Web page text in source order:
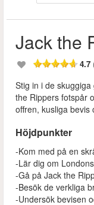
Jack the
4.7
Stig in i de
the Rippers fotspår
offren, kusliga
Höjdpunkter
-Kom med på en
-Lär dig om
-Gå på Jack the
-Besök de verkliga
-Undersök bevisen